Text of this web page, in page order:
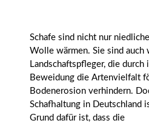
Schafe sind nicht nur
Wolle wärmen. Sie sind auch
Landschaftspfleger, die durch
Beweidung die Artenvielfalt
Bodenerosion verhindern.
Schafhaltung in Deutschland
Grund dafür ist, dass die